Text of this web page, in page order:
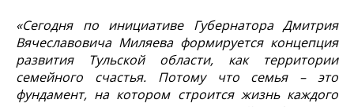
«Сегодня по инициативе Губернатора Дмитрия
Вячеславовича Миляева формируется концепция
развития Тульской области, как территории
семейного счастья. Потому что семья – это
фундамент, на котором строится жизнь каждого